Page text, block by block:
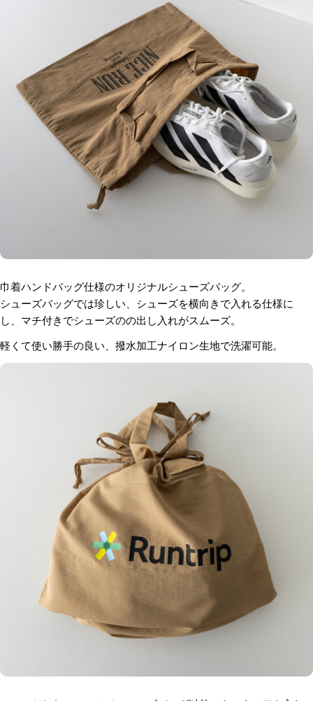
巾着ハンドバッグ仕様のオリジナルシューズバッグ。
シューズバッグでは珍しい、シューズを横向きで入れる仕様に
し、 マチ付きでシューズのの出し入れがスムーズ。
軽くて使い勝手の良い、撥水加工ナイロン生地で洗濯可能。